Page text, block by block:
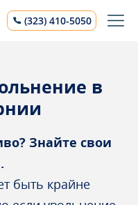
(323) 410-5050
в
Знайте свои
быть крайне